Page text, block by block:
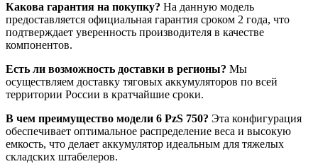
Какова гарантия на покупку? На данную модель
предоставляется официальная гарантия сроком 2 года, что
подтверждает уверенность производителя в качестве
компонентов.
Есть ли возможность доставки в регионы? Мы
осуществляем доставку тяговых аккумуляторов по всей
территории России в кратчайшие сроки.
В чем преимущество модели 6 PzS 750? Эта конфигурация
обеспечивает оптимальное распределение веса и высокую
емкость, что делает аккумулятор идеальным для тяжелых
складских штабелеров.